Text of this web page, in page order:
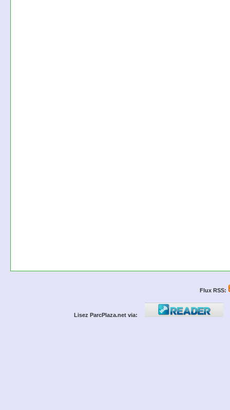
Flux RSS:
Lisez ParcPlaza.net via: